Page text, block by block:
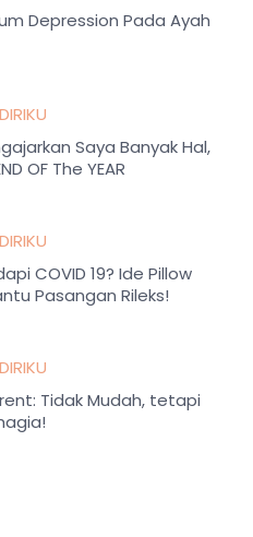
Depression Pada Ayah
Saya Banyak Hal,
OF The YEAR
COVID 19? Ide Pillow
Pasangan Rileks!
Tidak Mudah, tetapi